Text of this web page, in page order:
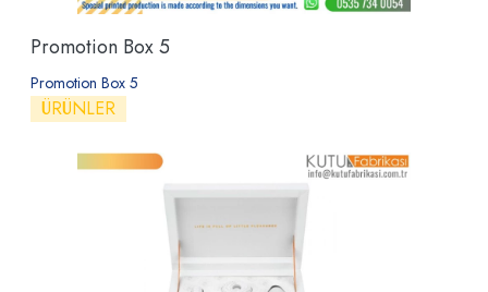
Promotion Box 5
Promotion Box 5
ÜRÜNLER